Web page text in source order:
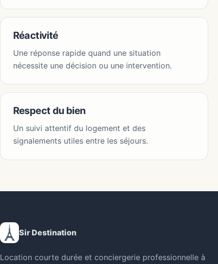
Réactivité
Une réponse rapide quand une situation
nécessite une décision ou une intervention.
Respect du bien
Un suivi attentif du logement et des
signalements utiles entre les séjours.
Sir Destination
Location courte durée et conciergerie professionnelle à